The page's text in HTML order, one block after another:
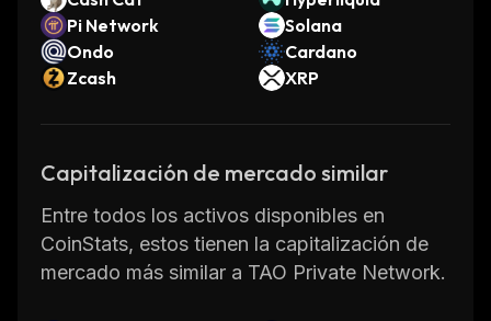
Pi Network
Solana
Ondo
Cardano
Zcash
XRP
Capitalización de mercado similar
Entre todos los activos disponibles en
CoinStats, estos tienen la capitalización de
mercado más similar a TAO Private Network.